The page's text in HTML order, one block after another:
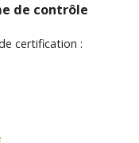
de contrôle
certification :